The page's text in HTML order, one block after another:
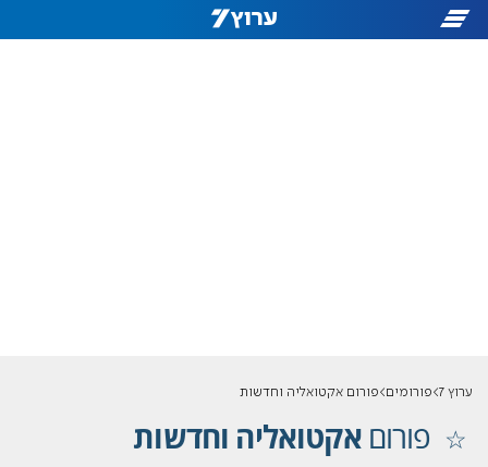
ערוץ 7 פורומים פורום אקטואליה וחדשות
פורוםאקטואליה וחדשות